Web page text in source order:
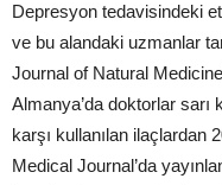
Depresyon tedavisindeki
ve bu alandaki uzmanlar
Journal of Natural
Almanya’da doktorlar sarı
karşı kullanılan ilaçlardan
Medical Journal’da